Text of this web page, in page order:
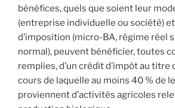
bénéfices, quels que soient leur
(entreprise individuelle ou société)
d’imposition (micro-BA, régime réel
normal), peuvent bénéficier, toutes
remplies, d’un crédit d’impôt au titre
cours de laquelle au moins 40 % de
proviennent d’activités agricoles